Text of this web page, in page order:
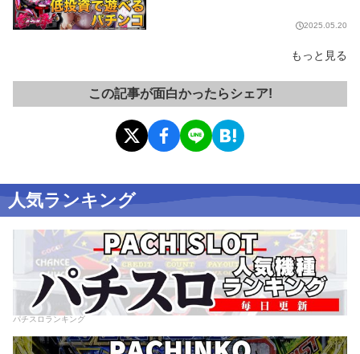
2025.05.20
もっと見る
この記事が面白かったらシェア!
人気ランキング
パチスロランキング